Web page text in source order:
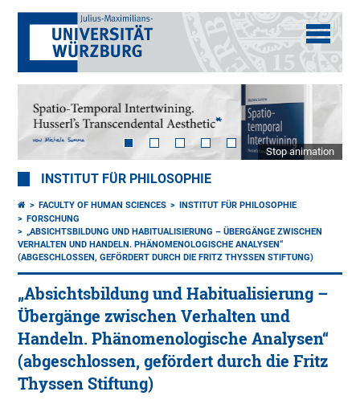
Stop animation
INSTITUT FÜR PHILOSOPHIE
FACULTY OF HUMAN SCIENCES
INSTITUT FÜR PHILOSOPHIE
FORSCHUNG
„ABSICHTSBILDUNG UND HABITUALISIERUNG – ÜBERGÄNGE ZWISCHEN
VERHALTEN UND HANDELN. PHÄNOMENOLOGISCHE ANALYSEN“
(ABGESCHLOSSEN, GEFÖRDERT DURCH DIE FRITZ THYSSEN STIFTUNG)
„Absichtsbildung und Habitualisierung –
Übergänge zwischen Verhalten und
Handeln. Phänomenologische Analysen“
(abgeschlossen, gefördert durch die Fritz
Thyssen Stiftung)